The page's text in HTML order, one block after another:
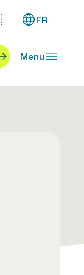
FR
Menu